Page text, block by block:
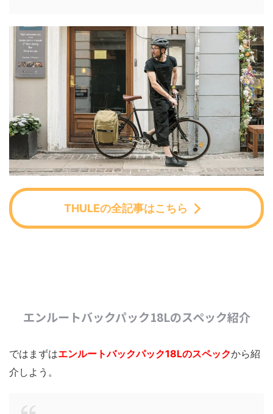
THULEの全記事はこちら
エンルートバックパック18Lのスペック紹介
ではまずはエンルートバックパック18Lのスペックから紹
介しよう。